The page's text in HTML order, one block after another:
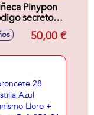
Pinypon
secreto
30 cm ¡su
se ilumina!
50,00 €